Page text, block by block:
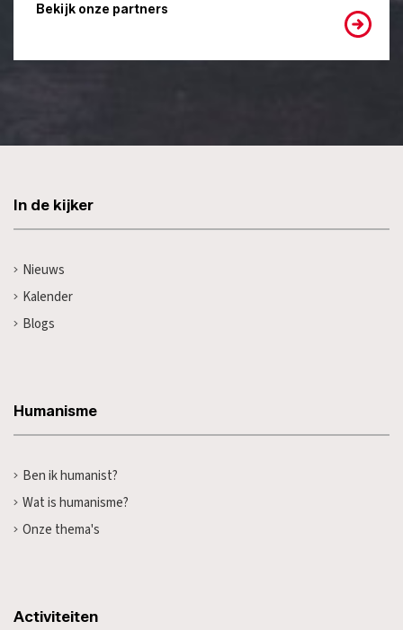
Bekijk onze partners
In de kijker
Nieuws
Kalender
Blogs
Humanisme
Ben ik humanist?
Wat is humanisme?
Onze thema's
Activiteiten